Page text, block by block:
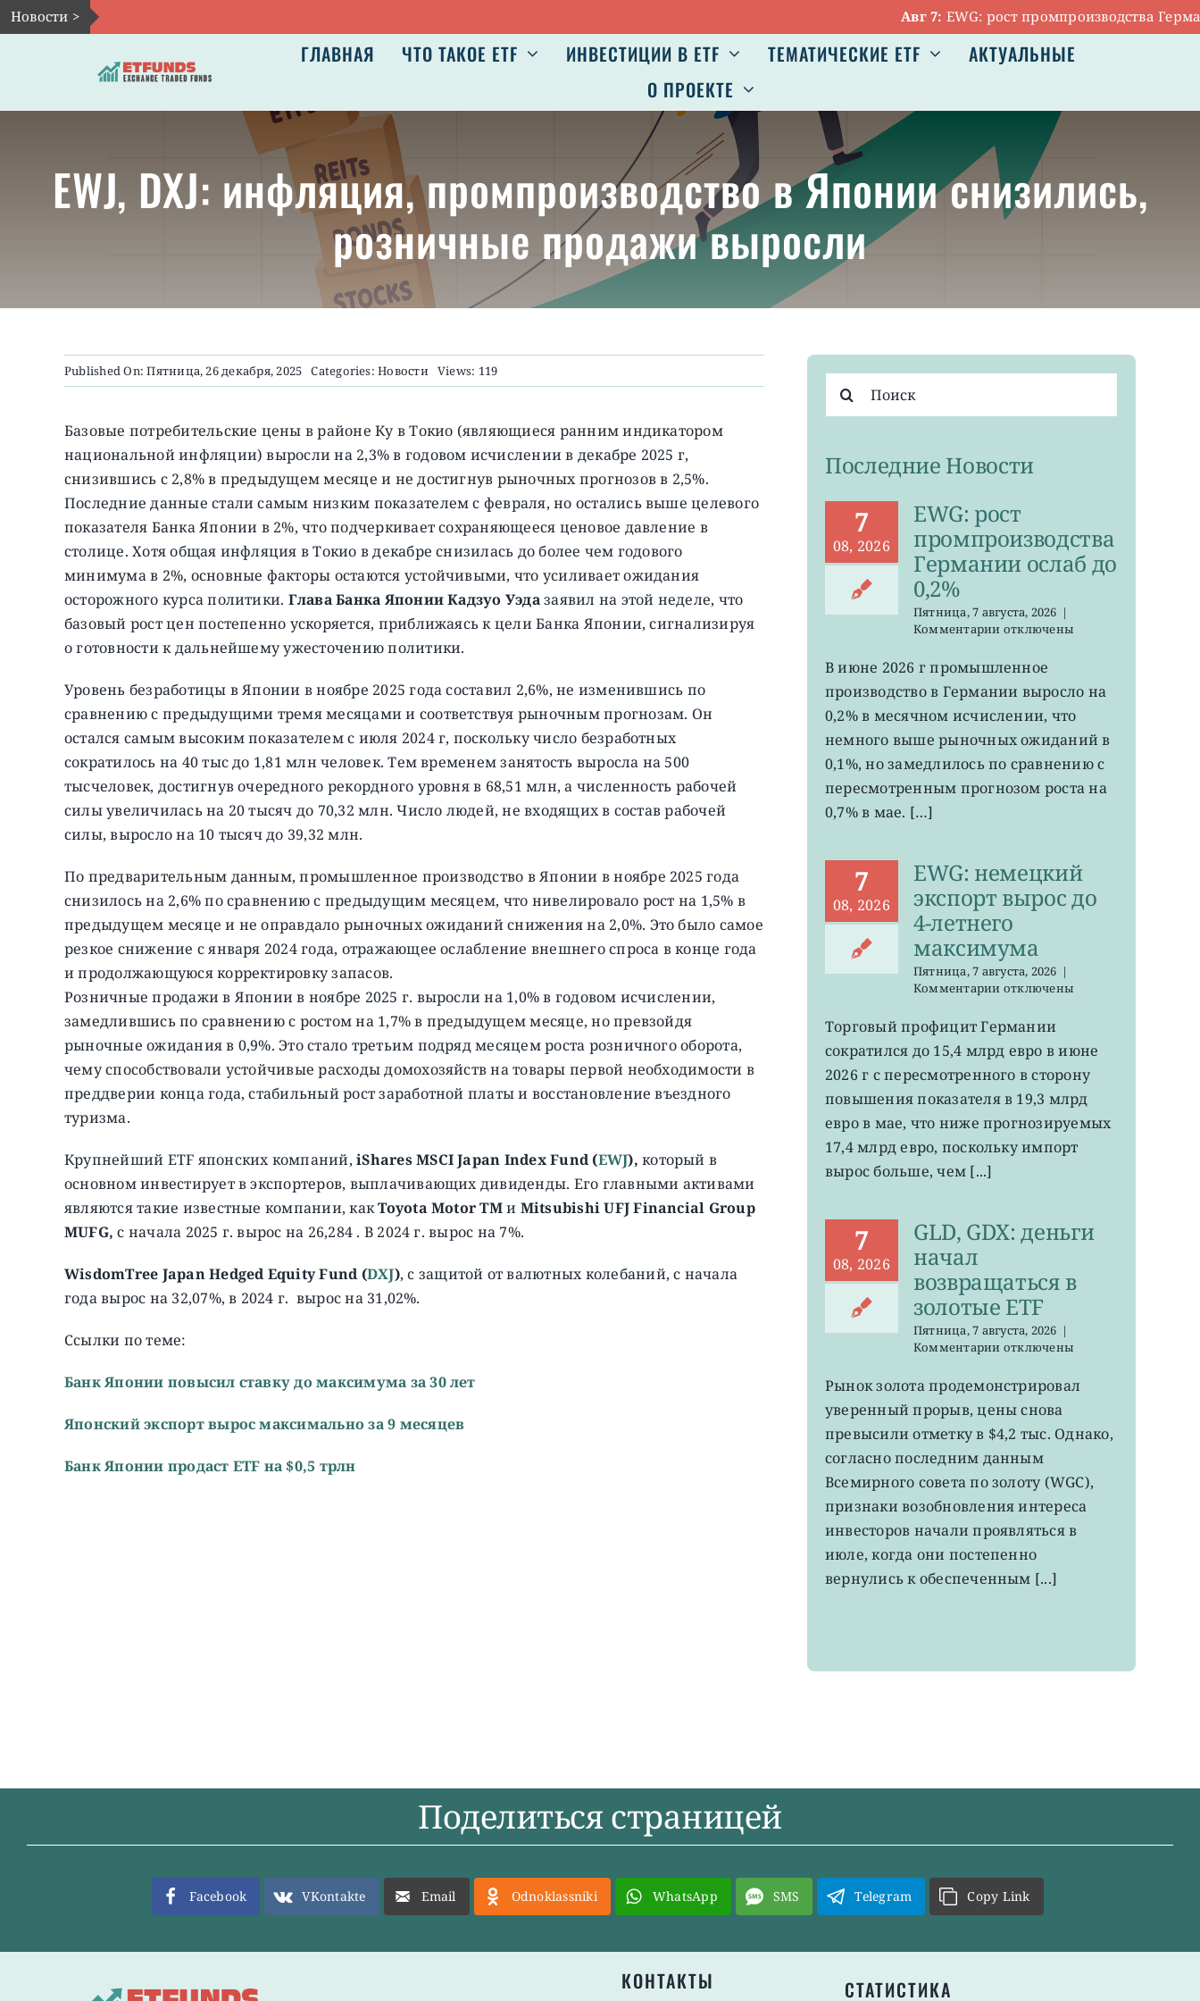
Skip
to
Новости > Авг 7:EWG: рост промпроизводства Германии
ГЛАВНАЯ ЧТО ТАКОЕ ETF ИНВЕСТИЦИИ В ETF ТЕМАТИЧЕСКИЕ ETF
АКТУАЛЬНЫЕ
О ПРОЕКТЕ
EWJ, DXJ: инфляция, промпроизводство в Японии снизились,
розничные продажи выросли
Published On: Пятница, 26 декабря, 2025 Categories:Новости Views: 119
Базовые потребительские цены в районе Ку в Токио (являющиеся ранним индикатором
национальной инфляции) выросли на 2,3% в годовом исчислении в декабре 2025 г,
снизившись с 2,8% в предыдущем месяце и не достигнув рыночных прогнозов в 2,5%.
Последние данные стали самым низким показателем с февраля, но остались выше целевого
показателя Банка Японии в 2%, что подчеркивает сохраняющееся ценовое давление в
столице.Хотя общая инфляция в Токио в декабре снизилась до более чем годового
минимума в 2%, основные факторы остаются устойчивыми, что усиливает ожидания
осторожного курса политики. Глава Банка Японии Кадзуо Уэдазаявил на этой неделе, что
базовый рост цен постепенно ускоряется, приближаясь к цели Банка Японии, сигнализируя
о готовности к дальнейшему ужесточению политики.
Уровень безработицы в Японии в ноябре 2025 года составил 2,6%, не изменившись по
сравнению с предыдущими тремя месяцами и соответствуя рыночным прогнозам. Он
остался самым высоким показателем с июля 2024 г, поскольку число безработных
сократилось на 40 тыс до 1,81 млн человек. Тем временем занятость выросла на 500
тысчеловек, достигнув очередного рекордного уровня в 68,51 млн, а численность рабочей
силы увеличилась на 20 тысяч до 70,32 млн. Число людей, не входящих в состав рабочей
силы, выросло на 10 тысяч до 39,32 млн.
По предварительным данным, промышленное производство в Японии в ноябре 2025 года
снизилось на 2,6% по сравнению с предыдущим месяцем, что нивелировало рост на 1,5% в
предыдущем месяце и не оправдало рыночных ожиданий снижения на 2,0%. Это было самое
резкое снижение с января 2024 года, отражающее ослабление внешнего спроса в конце года
и продолжающуюся корректировку запасов.
Розничные продажи в Японии в ноябре 2025 г. выросли на 1,0% в годовом исчислении,
замедлившись по сравнению с ростом на 1,7% в предыдущем месяце, но превзойдя
рыночные ожидания в 0,9%. Это стало третьим подряд месяцем роста розничного оборота,
чему способствовали устойчивые расходы домохозяйств на товары первой необходимости в
преддверии конца года, стабильный рост заработной платы и восстановление въездного
туризма.
Крупнейший ETF японских компаний, iShares MSCI Japan Index Fund (EWJ), который в
основном инвестирует в экспортеров, выплачивающих дивиденды. Его главными активами
являются такие известные компании, какToyota Motor TMи Mitsubishi UFJ Financial Group
MUFG, с начала 2025 г. вырос на 26,284 . В 2024 г. вырос на 7%.
WisdomTree Japan Hedged Equity Fund (DXJ), c защитой от валютных колебаний, с начала
года вырос на 32,07%, в 2024 г. вырос на 31,02%.
Ссылки по теме:
Банк Японии повысил ставку до максимума за 30 лет
Японский экспорт вырос максимально за 9 месяцев
Банк Японии продаст ETF на $0,5 трлн
поиска:
Последние Новости
7
08, 2026
EWG: рост
промпроизводства
Германии ослаб до
0,2%
Пятница, 7 августа, 2026 |
Комментариик
EWG:
рост
промпроизводства
Германии
до
0,2%
отключены
В июне 2026 г промышленное
производство в Германии выросло на
0,2% в месячном исчислении, что
немного выше рыночных ожиданий в
0,1%, но замедлилось по сравнению с
пересмотренным прогнозом роста на
0,7% в мае. […]
7
08, 2026
EWG: немецкий
экспорт вырос до
4-летнего
максимума
Пятница, 7 августа, 2026 |
Комментариик
EWG:
немецкий
экспорт
вырос
4-
летнего
отключены
Торговый профицит Германии
сократился до 15,4 млрд евро в июне
2026 г с пересмотренного в сторону
повышения показателя в 19,3 млрд
евро в мае, что ниже прогнозируемых
17,4 млрд евро, поскольку импорт
вырос больше, чем [...]
7
08, 2026
GLD, GDX: деньги
начал
возвращаться в
золотые ETF
Пятница, 7 августа, 2026 |
Комментариик
GLD,
GDX:
деньги
начал
в
золотые
отключены
Рынок золота продемонстрировал
уверенный прорыв, цены снова
превысили отметку в $4,2 тыс. Однако,
согласно последним данным
Всемирного совета по золоту (WGC),
признаки возобновления интереса
инвесторов начали проявляться в
июле, когда они постепенно
вернулись к обеспеченным [...]
Поделиться страницей
Facebook VKontakte Email Odnoklassniki WhatsApp SMS Telegram Copy Link
КОНТАКТЫ СТАТИСТИКА